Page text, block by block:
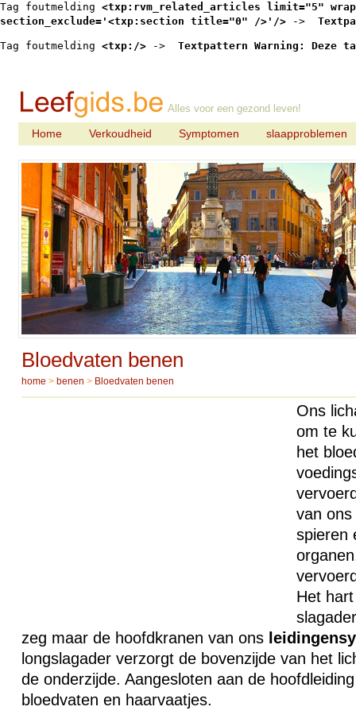
Tag foutmelding <txp:rvm_related_articles limit="5"
section_exclude='<txp:section title="0" />'/> ->
Tag foutmelding <txp:/> -> Textpattern Warning: Deze
Alles voor een gezond leven!
Home Verkoudheid Symptomen slaapproblemen
Bloedvaten benen
home > benen > Bloedvaten benen
Ons
om te
het
van
spieren
Het
zeg maar de hoofdkranen van ons
longslagader verzorgt de bovenzijde van het
de onderzijde. Aangesloten aan de
bloedvaten en haarvaatjes.